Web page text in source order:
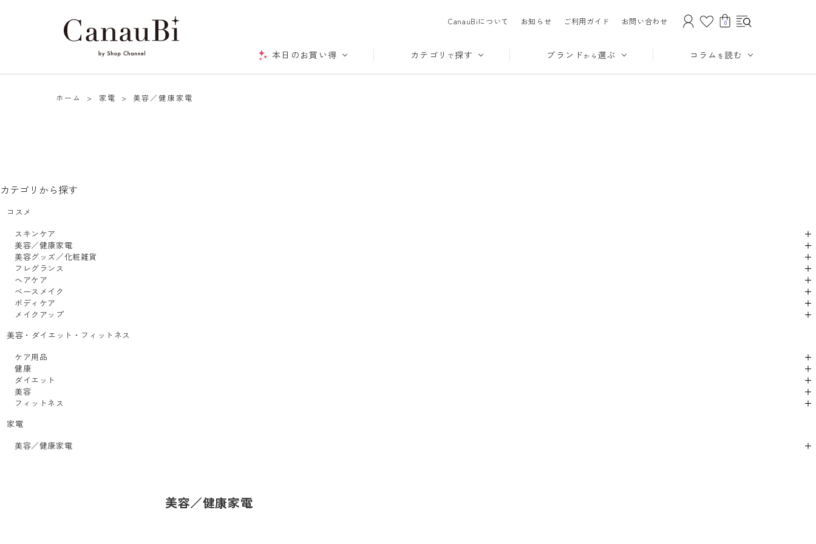
CanauBiについて お知らせ ご利用ガイド お問い合わせ 0
本日のお買い得 カテゴリ で探す ブランド から 選ぶ コラム を読む
ホーム > 家電 > 美容／健康家電
カテゴリから探す
コスメ
スキンケア
美容／健康家電
美容グッズ／化粧雑貨
フレグランス
ヘアケア
ベースメイク
ボディケア
メイクアップ
美容・ダイエット・フィットネス
ケア用品
健康
ダイエット
美容
フィットネス
家電
美容／健康家電
美容／健康家電